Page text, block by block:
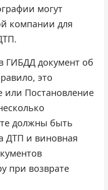
могут
компании для
ГИБДД документ об
это
или Постановление
должны быть
ДТП и виновная
при возврате